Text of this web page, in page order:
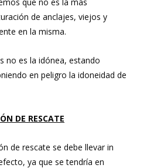
de anclajes, viejos y
en la misma.
no es la idónea, estando
en peligro la idoneidad de
DE RESCATE
de rescate se debe llevar in
ya que se tendría en